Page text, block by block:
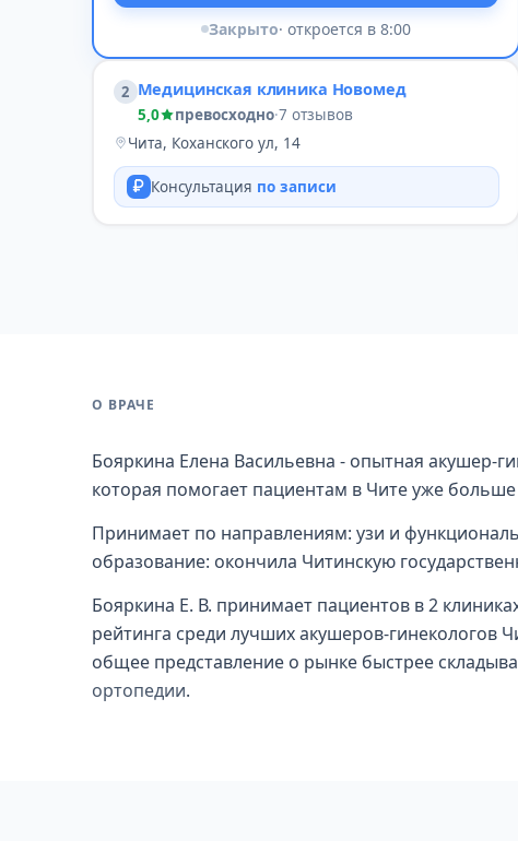
Закрыто· откроется в 8:00
2 Медицинская клиника Новомед
5,0 превосходно·7 отзывов
Чита, Коханского ул, 14
Консультация по записи
О ВРАЧЕ
Бояркина Елена Васильевна - опытная акушер-
которая помогает пациентам в Чите уже больше
Принимает по направлениям: узи и
образование: окончила Читинскую
Бояркина Е. В. принимает пациентов в 2
рейтинга среди лучших акушеров-гинекологов
общее представление о рынке быстрее
ортопедии.